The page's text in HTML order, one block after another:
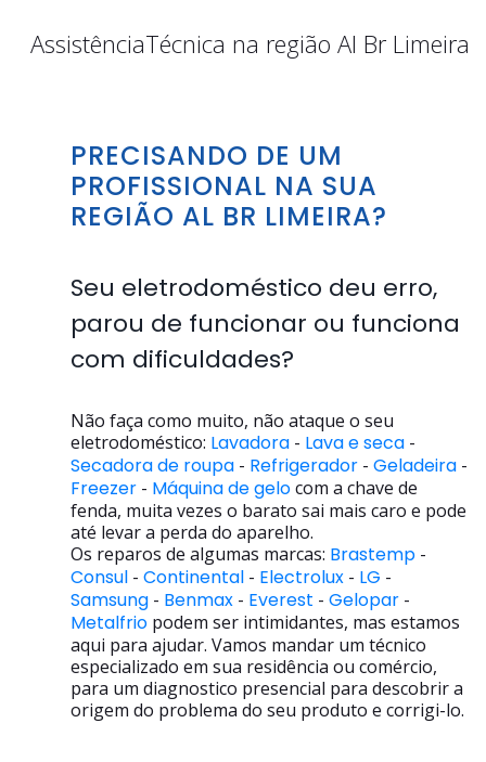
AssistênciaTécnica na região Al Br Limeira
PRECISANDO DE UM
PROFISSIONAL NA SUA
REGIÃO AL BR LIMEIRA?
Seu eletrodoméstico deu erro,
parou de funcionar ou funciona
com dificuldades?
Não faça como muito, não ataque o seu
eletrodoméstico: Lavadora - Lava e seca -
Secadora de roupa - Refrigerador - Geladeira -
Freezer - Máquina de gelocom a chave de
fenda, muita vezes o barato sai mais caro e pode
até levar a perda do aparelho.
Os reparos de algumas marcas: Brastemp -
Consul - Continental - Electrolux - LG -
Samsung - Benmax - Everest - Gelopar -
Metalfrio podem ser intimidantes, mas estamos
aqui para ajudar. Vamos mandar um técnico
especializado em sua residência ou comércio,
para um diagnostico presencial para descobrir a
origem do problema do seu produto e corrigi-lo.